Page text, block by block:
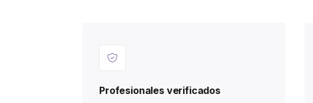
Profesionales verificados